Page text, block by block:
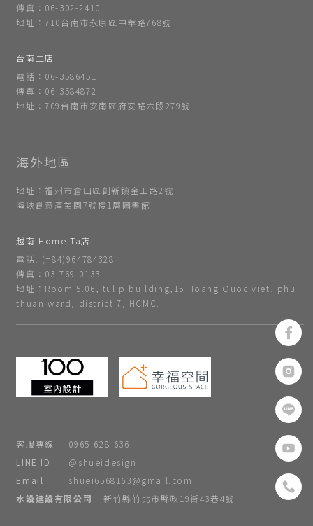
傳真：06-302-2410
地址：710台南市永康區中華路768號
台南二店
電話：06-3586451
傳真：06-3584872
地址：709台南市安南區府安路六段279號
地址：福州市倉山區創新鎮金工路2號
海峽創意產業園7號樓1層圖書館
越南 Home Ta店
電話: (+84)964784328
傳真：03-769-0133
地址：Room 5.06, tulip building,15 Hoang Quoc viet, phu
thuan ward, district 7, HCMC.
客服專線
0965-628-636
LINE ID
@shueidesign
Email
shuei6568163@gmail.com
水設建設有限公司
新竹縣竹北市縣政19街43巷4號